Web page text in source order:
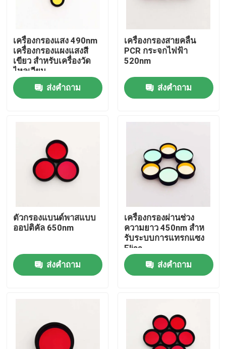
บ้าน
ผลิตภัณฑ์
เกี่ยวกับเรา
ทัวร์โรงงาน
ควบคุมคุณภาพ
ฟลูเรสเซนซ์ แบนด์ปาสฟิลเตอร์
เครื่องกรองแสง 490nm
เครื่องกรองแผงแสงสี
เขียว สําหรับเครื่องวัด
ไหลเวียน
ส่งคำถาม
เครื่องกรองสายคลื่น
PCR กระจกไฟฟ้า
520nm
ส่งคำถาม
ตัวกรองแบนด์พาสแบบ
ออปติคัล 650nm
ส่งคำถาม
เครื่องกรองผ่านช่วง
ความยาว 450nm สําห
รับระบบการแทรกแซง
Elisa
ส่งคำถาม